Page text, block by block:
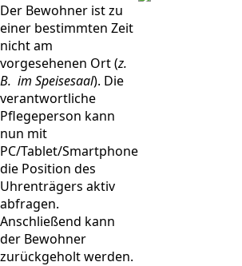
Der Bewohner ist zu
einer bestimmten Zeit
nicht am
vorgesehenen Ort (z.
B. im Speisesaal). Die
verantwortliche
Pflegeperson kann
nun mit
PC/Tablet/Smartphone
die Position des
Uhrenträgers aktiv
abfragen.
Anschließend kann
der Bewohner
zurückgeholt werden.